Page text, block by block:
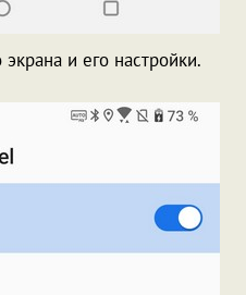
и его настройки.